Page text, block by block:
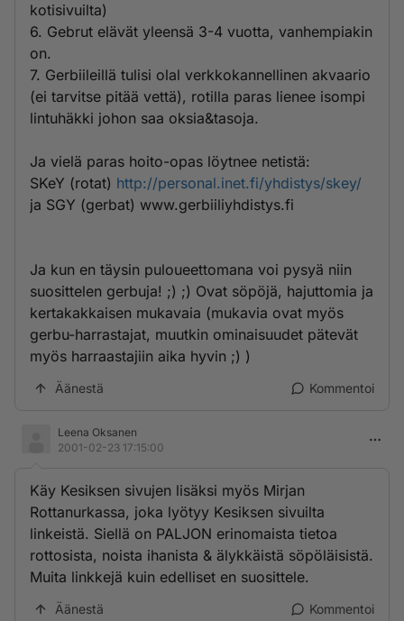
kotisivuilta)
6. Gebrut elävät yleensä 3-4 vuotta, vanhempiakin
on.
7. Gerbiileillä tulisi olal verkkokannellinen akvaario
(ei tarvitse pitää vettä), rotilla paras lienee isompi
lintuhäkki johon saa oksia&tasoja.
Ja vielä paras hoito-opas löytnee netistä:
SKeY (rotat) http://personal.inet.fi/yhdistys/skey/
ja SGY (gerbat) www.gerbiiliyhdistys.fi
Ja kun en täysin puloueettomana voi pysyä niin
suosittelen gerbuja! ;) ;) Ovat söpöjä, hajuttomia ja
kertakakkaisen mukavaia (mukavia ovat myös
gerbu-harrastajat, muutkin ominaisuudet pätevät
myös harraastajiin aika hyvin ;) )
Äänestä Kommentoi
Leena Oksanen
2001-02-23 17:15:00
Käy Kesiksen sivujen lisäksi myös Mirjan
Rottanurkassa, joka lyötyy Kesiksen sivuilta
linkeistä. Siellä on PALJON erinomaista tietoa
rottosista, noista ihanista & älykkäistä söpöläisistä.
Muita linkkejä kuin edelliset en suosittele.
Äänestä Kommentoi